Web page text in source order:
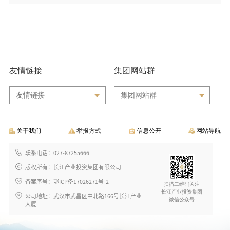
友情链接
友情链接
集团网站群
集团网站群
关于我们 举报方式 信息公开 网站导航
联系电话：027-87255666
版权所有：长江产业投资集团有限公司
备案序号：鄂ICP备17026271号-2
公司地址：武汉市武昌区中北路166号长江产业
大厦
扫描二维码关注
长江产业投资集团
微信公众号